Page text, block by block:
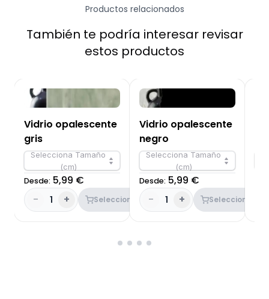
Productos relacionados
También te podría interesar revisar
estos productos
Vidrio opalescente
gris
Selecciona Tamaño
(cm)
Desde: 5,99 €
-
1 + Seleccionar
Vidrio opalescente
negro
Selecciona Tamaño
(cm)
Desde: 5,99 €
-
1 + Seleccionar